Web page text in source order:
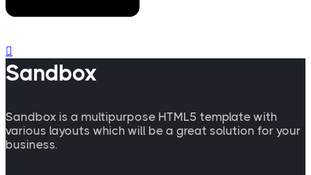
Sandbox
Sandbox is a multipurpose HTML5 template with
various layouts which will be a great solution for your
business.